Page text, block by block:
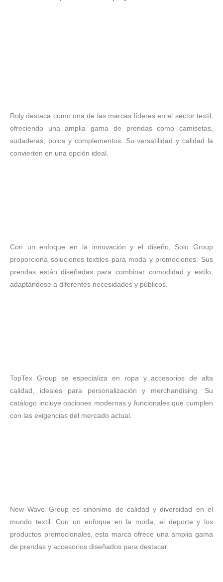
Roly destaca como una de las marcas líderes en el sector textil,
ofreciendo una amplia gama de prendas como camisetas,
sudaderas, polos y complementos. Su versatilidad y calidad la
convierten en una opción ideal.
Con un enfoque en la innovación y el diseño, Solo Group
proporciona soluciones textiles para moda y promociones. Sus
prendas están diseñadas para combinar comodidad y estilo,
adaptándose a diferentes necesidades y públicos.
TopTex Group se especializa en ropa y accesorios de alta
calidad, ideales para personalización y merchandising. Su
catálogo incluye opciones modernas y funcionales que cumplen
con las exigencias del mercado actual.
New Wave Group es sinónimo de calidad y diversidad en el
mundo textil. Con un enfoque en la moda, el deporte y los
productos promocionales, esta marca ofrece una amplia gama
de prendas y accesorios diseñados para destacar.